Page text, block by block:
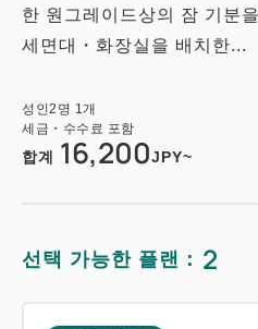
한 원그레이드상의 잠 기분
세면대・화장실을 배치한...
성인2 명 1 개
세금・수수료 포함
합계 16,200JPY~
선택 가능한 플랜： 2